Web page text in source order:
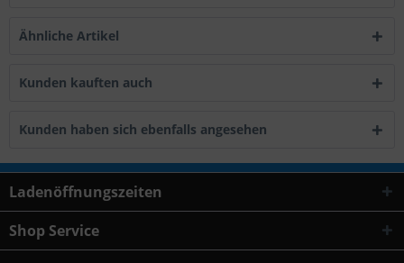
Ähnliche Artikel
Kunden kauften auch
Kunden haben sich ebenfalls angesehen
Ladenöffnungszeiten
Shop Service